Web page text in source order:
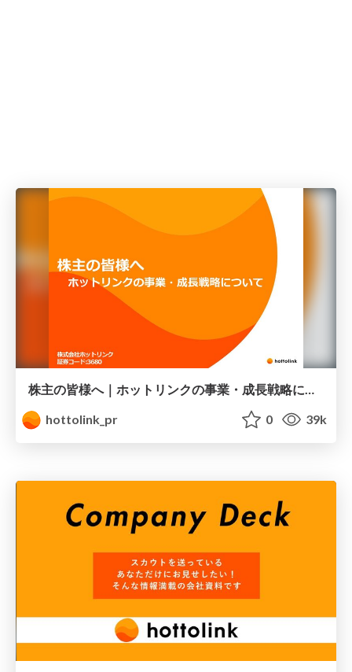
株主の皆様へ｜ホットリンクの事業・成長戦略について
hottolink_pr
0 39k